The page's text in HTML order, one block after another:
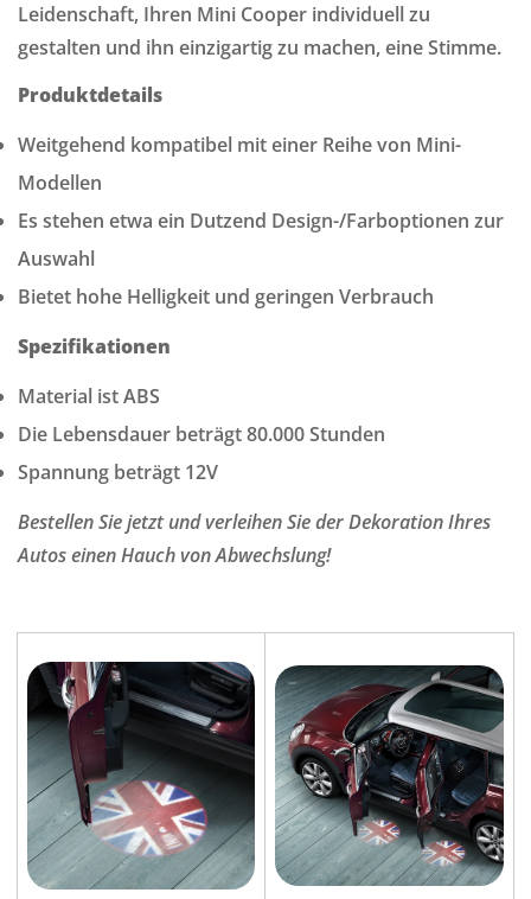
Leidenschaft, Ihren Mini Cooper individuell zu
gestalten und ihn einzigartig zu machen, eine Stimme.
Produktdetails
Weitgehend kompatibel mit einer Reihe von Mini-
Modellen
Es stehen etwa ein Dutzend Design-/Farboptionen zur
Auswahl
Bietet hohe Helligkeit und geringen Verbrauch
Spezifikationen
Material ist ABS
Die Lebensdauer beträgt 80.000 Stunden
Spannung beträgt 12V
Bestellen Sie jetzt und verleihen Sie der Dekoration Ihres
Autos einen Hauch von Abwechslung!
Confirm your age
Are you 18 years old or older?